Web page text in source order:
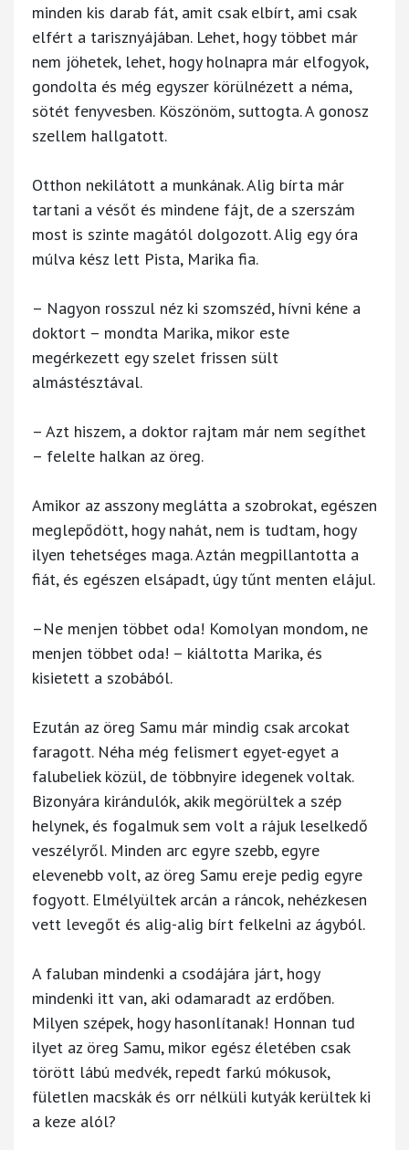
minden kis darab fát, amit csak elbírt, ami csak
elfért a tarisznyájában. Lehet, hogy többet már
nem jöhetek, lehet, hogy holnapra már elfogyok,
gondolta és még egyszer körülnézett a néma,
sötét fenyvesben. Köszönöm, suttogta. A gonosz
szellem hallgatott.
Otthon nekilátott a munkának. Alig bírta már
tartani a vésőt és mindene fájt, de a szerszám
most is szinte magától dolgozott. Alig egy óra
múlva kész lett Pista, Marika fia.
– Nagyon rosszul néz ki szomszéd, hívni kéne a
doktort – mondta Marika, mikor este
megérkezett egy szelet frissen sült
almástésztával.
– Azt hiszem, a doktor rajtam már nem segíthet
– felelte halkan az öreg.
Amikor az asszony meglátta a szobrokat, egészen
meglepődött, hogy nahát, nem is tudtam, hogy
ilyen tehetséges maga. Aztán megpillantotta a
fiát, és egészen elsápadt, úgy tűnt menten elájul.
–Ne menjen többet oda! Komolyan mondom, ne
menjen többet oda! – kiáltotta Marika, és
kisietett a szobából.
Ezután az öreg Samu már mindig csak arcokat
faragott. Néha még felismert egyet-egyet a
falubeliek közül, de többnyire idegenek voltak.
Bizonyára kirándulók, akik megörültek a szép
helynek, és fogalmuk sem volt a rájuk leselkedő
veszélyről. Minden arc egyre szebb, egyre
elevenebb volt, az öreg Samu ereje pedig egyre
fogyott. Elmélyültek arcán a ráncok, nehézkesen
vett levegőt és alig-alig bírt felkelni az ágyból.
A faluban mindenki a csodájára járt, hogy
mindenki itt van, aki odamaradt az erdőben.
Milyen szépek, hogy hasonlítanak! Honnan tud
ilyet az öreg Samu, mikor egész életében csak
törött lábú medvék, repedt farkú mókusok,
fületlen macskák és orr nélküli kutyák kerültek ki
a keze alól?